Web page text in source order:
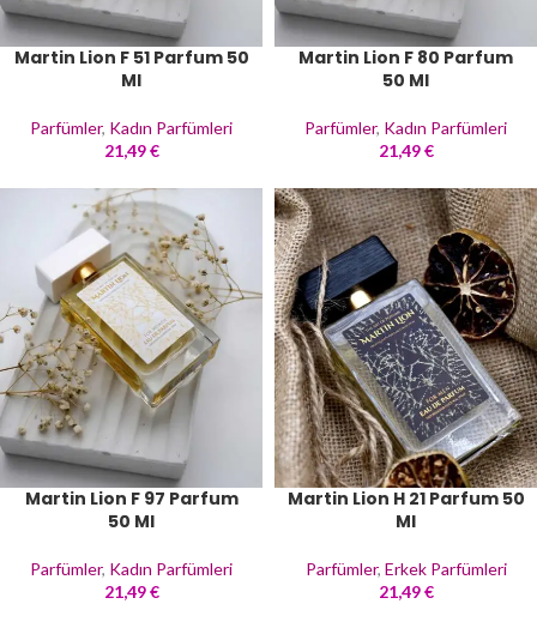
Martin Lion F 51 Parfum 50
Ml
Parfümler, Kadın Parfümleri
21,49€
Martin Lion F 80 Parfum
50 Ml
Parfümler, Kadın Parfümleri
21,49€
Martin Lion F 97 Parfum
50 Ml
Parfümler, Kadın Parfümleri
21,49€
Martin Lion H 21 Parfum 50
Ml
Parfümler, Erkek Parfümleri
21,49€